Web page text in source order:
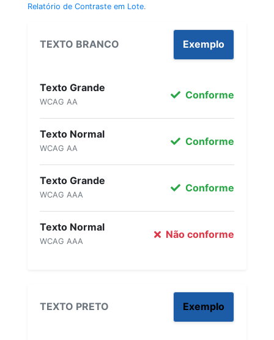
Relatório de Contraste em Lote.
TEXTO BRANCO Exemplo
Texto Grande
WCAG AA
Conforme
Texto Normal
WCAG AA
Conforme
Texto Grande
WCAG AAA
Conforme
Texto Normal
WCAG AAA
Não conforme
TEXTO PRETO Exemplo